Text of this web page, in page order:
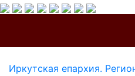
Иркутская епархия.